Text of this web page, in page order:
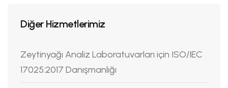
Diğer Hizmetlerimiz
Zeytinyağı Analiz Laboratuvarları için ISO/IEC
17025:2017 Danışmanlığı